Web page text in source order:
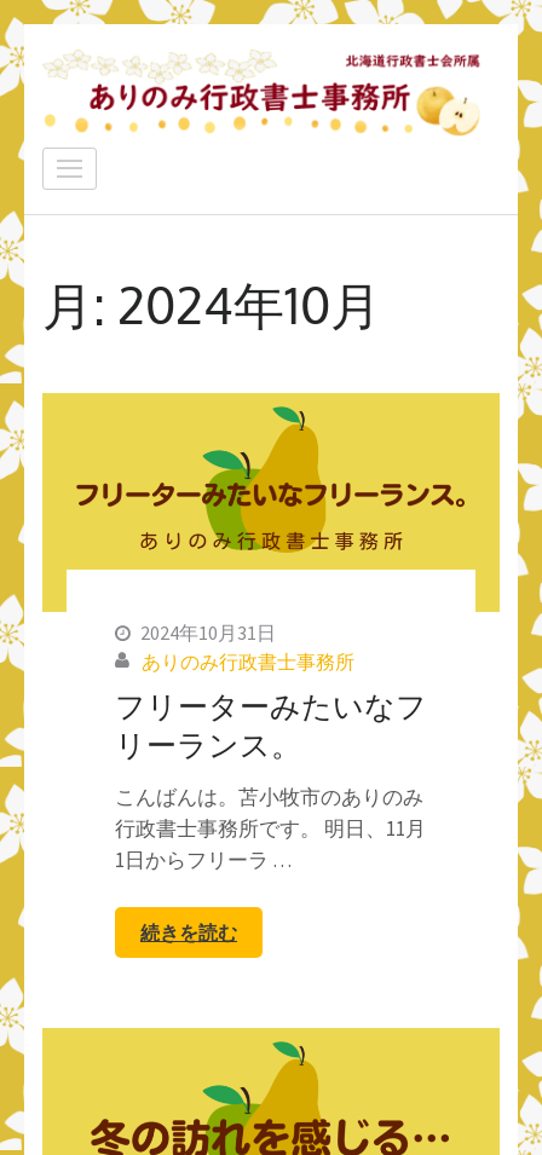
ン
ツ
へ
ス
キ
ッ
プ
(Enter
押
す)
ありのみ行政書士事務所
あなたのナシをアリ！に変えていきたい
月: 2024年10月
2024年10月31日
ありのみ行政書士事務所
フリーターみたいなフ
リーランス。
こんばんは。苫小牧市のありのみ
行政書士事務所です。 明日、11月
1日からフリーラ …
続きを読む